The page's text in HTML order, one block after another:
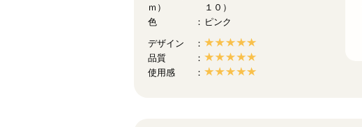
ｍ）
１０）
色
ピンク
デザイン
品質
使用感